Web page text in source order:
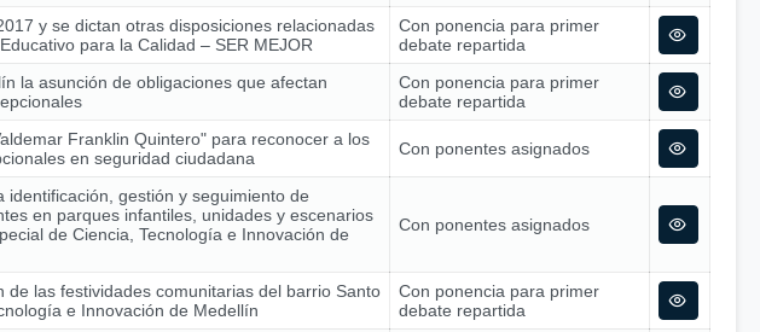
y se dictan otras disposiciones relacionadas
para la Calidad – SER MEJOR
Con ponencia para primer
debate repartida
la asunción de obligaciones que afectan
Con ponencia para primer
debate repartida
Franklin Quintero" para reconocer a los
en seguridad ciudadana
Con ponentes asignados
gestión y seguimiento de
en parques infantiles, unidades y escenarios
de Ciencia, Tecnología e Innovación de
Con ponentes asignados
las festividades comunitarias del barrio Santo
e Innovación de Medellín
Con ponencia para primer
debate repartida